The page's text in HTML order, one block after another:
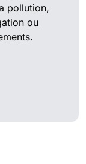
pollution,
ou